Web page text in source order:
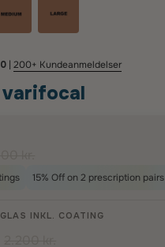
| 200+ Kundeanmeldelser
varifocal
15% Off on 2 prescription pairs
INKL. COATING